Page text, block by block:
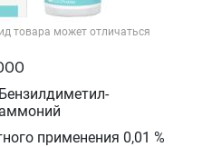
товара может отличаться
Бензилдиметил-
применения 0,01 %